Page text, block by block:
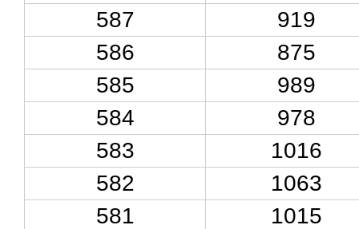
587
919
586
875
585
989
584
978
583
1016
582
1063
581
1015